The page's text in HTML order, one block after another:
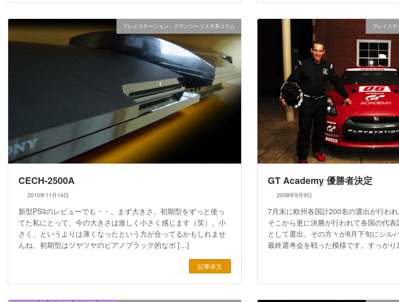
プレイステーション・グランツーリスモ系コラム
CECH-2500A
2010年11月14日
新型PS3のレビューでも・・。まず大きさ。初期型をずっと使っ
てた私にとって、今の大きさは激しく小さく感じます（笑）。小
さく、というよりは薄くなったという方が合ってるかもしれませ
んね。初期型はツヤツヤのピアノブラック的なボ […]
記事本文
プレイス
GT Academy 優勝者決定
2008年9月9日
7月末に欧州各国計200名の選出が行われ
そこから更に決勝が行われて各国の代
として選出。その方々が8月下旬にシル
最終選考会を戦った模様です。すっか